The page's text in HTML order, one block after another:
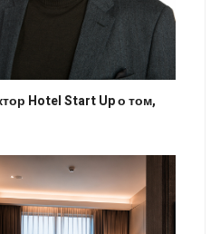
Hotel Start Up о том,